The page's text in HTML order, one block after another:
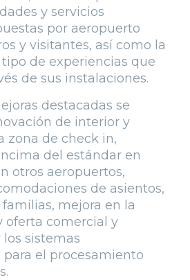
y servicios
por aeropuerto
y visitantes, así como la
de experiencias que
de sus instalaciones.
destacadas se
de interior y
zona de check in,
del estándar en
otros aeropuertos,
de asientos,
mejora en la
oferta comercial y
sistemas
el procesamiento